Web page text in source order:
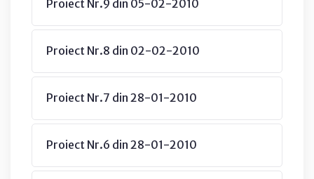
Proiect Nr.9 din 05-02-2010
Proiect Nr.8 din 02-02-2010
Proiect Nr.7 din 28-01-2010
Proiect Nr.6 din 28-01-2010